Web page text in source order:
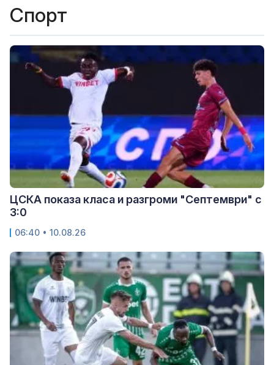
Спорт
ЦСКА показа класа и разгроми "Септември" с
3:0
06:40 • 10.08.26